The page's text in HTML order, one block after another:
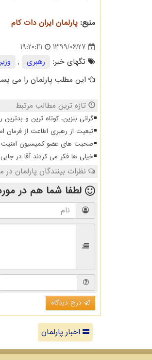
منبع: پارلمان ایران دات كام
1399/06/27
19:20:41
تگهای خبر:
رهبری ,
این مطلب پارلمان را می
تازه ترین مطالب مرتبط
گرانی بنزین، کوتاه ترین و
تبعیت از رهبری اطاعت از
صحبت های عضو کمیسیون امنیت
خیلی ها فکر می کردند آقا در جایی خاص و در 70
نظرات بینندگان پارلمان
لطفا شما هم در
درج دیدگاه
اخبار پارلمان